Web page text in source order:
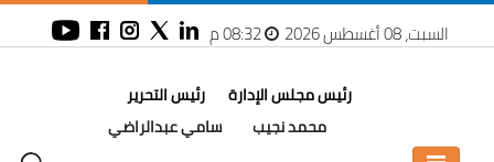
السبت، 08 أغسطس 2026 08:32 م
رئيس مجلس الإدارة
محمد نجيب
رئيس التحرير
سامي عبدالراضي